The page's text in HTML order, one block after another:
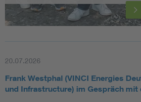
Energy storage
20.07.2026
Frank Westphal (VINCI Energies
und Infrastructure) im Gespräch mit